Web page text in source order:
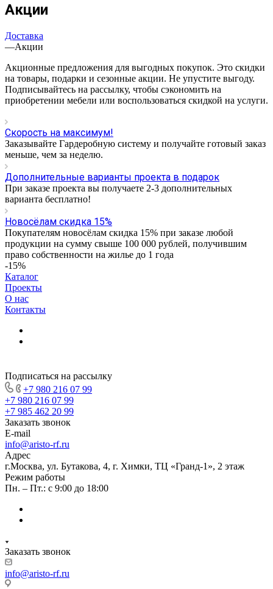
Акции
Доставка
—Акции
Акционные предложения для выгодных покупок. Это скидки
на товары, подарки и сезонные акции. Не упустите выгоду.
Подписывайтесь на рассылку, чтобы сэкономить на
приобретении мебели или воспользоваться скидкой на услуги.
Скорость на максимум!
Заказывайте Гардеробную систему и получайте готовый заказ
меньше, чем за неделю.
Дополнительные варианты проекта в подарок
При заказе проекта вы получаете 2-3 дополнительных
варианта бесплатно!
Новосёлам скидка 15%
Покупателям новосёлам скидка 15% при заказе любой
продукции на сумму свыше 100 000 рублей, получившим
право собственности на жилье до 1 года
-15%
Каталог
Проекты
О нас
Контакты
Подписаться на рассылку
+7 980 216 07 99
+7 980 216 07 99
+7 985 462 20 99
Заказать звонок
E-mail
info@aristo-rf.ru
Адрес
г.Москва, ул. Бутакова, 4, г. Химки, ТЦ «Гранд-1», 2 этаж
Режим работы
Пн. – Пт.: с 9:00 до 18:00
Заказать звонок
info@aristo-rf.ru